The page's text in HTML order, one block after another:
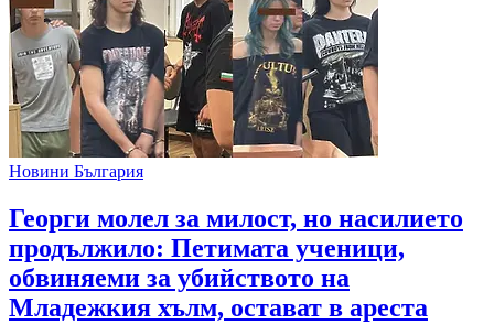
Новини България
Георги молел за милост, но насилието
продължило: Петимата ученици,
обвиняеми за убийството на
Младежкия хълм, остават в ареста